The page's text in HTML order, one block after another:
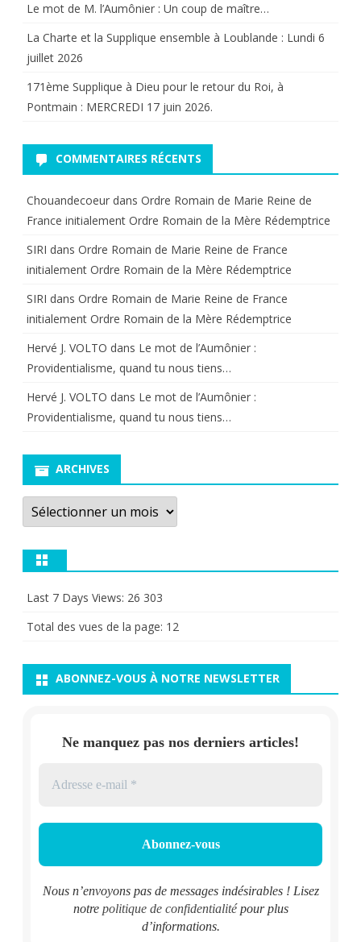
Le mot de M. l’Aumônier : Un coup de maître…
La Charte et la Supplique ensemble à Loublande : Lundi 6
juillet 2026
171ème Supplique à Dieu pour le retour du Roi, à
Pontmain : MERCREDI 17 juin 2026.
COMMENTAIRES RÉCENTS
Chouandecoeur dans Ordre Romain de Marie Reine de
France initialement Ordre Romain de la Mère Rédemptrice
SIRI dans Ordre Romain de Marie Reine de France
initialement Ordre Romain de la Mère Rédemptrice
SIRI dans Ordre Romain de Marie Reine de France
initialement Ordre Romain de la Mère Rédemptrice
Hervé J. VOLTO dans Le mot de l’Aumônier :
Providentialisme, quand tu nous tiens…
Hervé J. VOLTO dans Le mot de l’Aumônier :
Providentialisme, quand tu nous tiens…
ARCHIVES
Archives
Last 7 Days Views: 26 303
Total des vues de la page: 12
ABONNEZ-VOUS À NOTRE NEWSLETTER
Ne manquez pas nos derniers articles!
Nous n’envoyons pas de messages indésirables ! Lisez
notre politique de confidentialitépour plus
d’informations.